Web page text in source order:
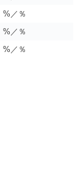
%／％
%／％
%／％